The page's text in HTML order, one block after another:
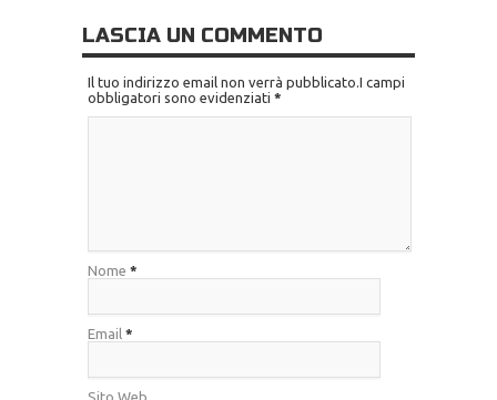
LASCIA UN COMMENTO
Il tuo indirizzo email non verrà pubblicato.I campi
obbligatori sono evidenziati *
Nome *
Email *
Sito Web